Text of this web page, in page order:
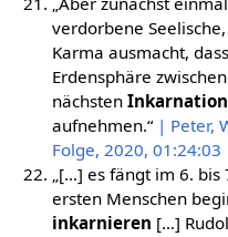
verdorbene
Karma ausmacht,
Erdensphäre
nächsten Inkarnation
aufnehmen.“ | Peter,
Folge, 2020, 01:24:03
„[…] es fängt im 6. bis
ersten Menschen
inkarnieren […]